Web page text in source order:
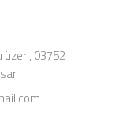
üzeri, 03752